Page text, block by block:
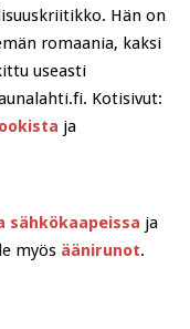
Hän on
romaania, kaksi
useasti
Kotisivut:
ja
sähkökaapeissa ja
myös äänirunot.